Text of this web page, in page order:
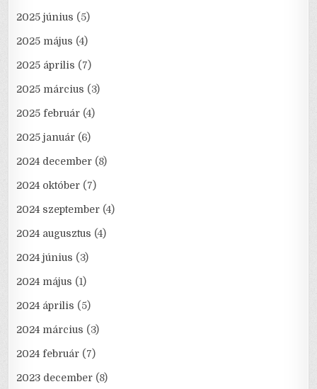
2025 június (5)
2025 május (4)
2025 április (7)
2025 március (3)
2025 február (4)
2025 január (6)
2024 december (8)
2024 október (7)
2024 szeptember (4)
2024 augusztus (4)
2024 június (3)
2024 május (1)
2024 április (5)
2024 március (3)
2024 február (7)
2023 december (8)